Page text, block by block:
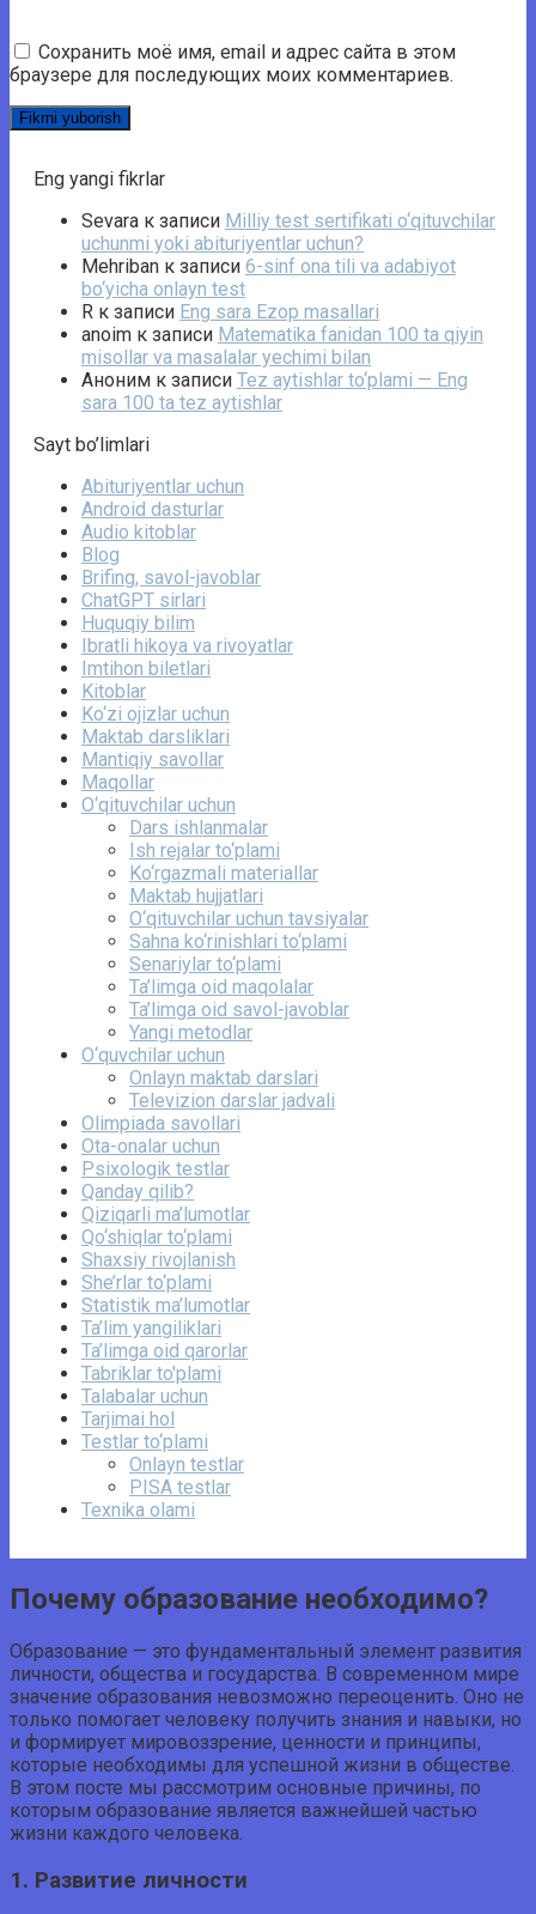
Сохранить моё имя, email и адрес сайта в этом
браузере для последующих моих комментариев.
Eng yangi fikrlar
Sevara к записи Milliy test sertifikati o‘qituvchilar
uchunmi yoki abituriyentlar uchun?
Mehriban к записи 6-sinf ona tili va adabiyot
bo‘yicha onlayn test
R к записи Eng sara Ezop masallari
anoim к записи Matematika fanidan 100 ta qiyin
misollar va masalalar yechimi bilan
Аноним к записи Tez aytishlar to‘plami — Eng
sara 100 ta tez aytishlar
Sayt bo’limlari
Abituriyentlar uchun
Android dasturlar
Audio kitoblar
Blog
Brifing, savol-javoblar
ChatGPT sirlari
Huquqiy bilim
Ibratli hikoya va rivoyatlar
Imtihon biletlari
Kitoblar
Ko‘zi ojizlar uchun
Maktab darsliklari
Mantiqiy savollar
Maqollar
O‘qituvchilar uchun
Dars ishlanmalar
Ish rejalar to‘plami
Ko‘rgazmali materiallar
Maktab hujjatlari
O‘qituvchilar uchun tavsiyalar
Sahna ko‘rinishlari to‘plami
Senariylar to‘plami
Ta’limga oid maqolalar
Ta’limga oid savol-javoblar
Yangi metodlar
O‘quvchilar uchun
Onlayn maktab darslari
Televizion darslar jadvali
Olimpiada savollari
Ota-onalar uchun
Psixologik testlar
Qanday qilib?
Qiziqarli ma’lumotlar
Qo‘shiqlar to‘plami
Shaxsiy rivojlanish
She’rlar to‘plami
Statistik ma’lumotlar
Ta’lim yangiliklari
Ta’limga oid qarorlar
Tabriklar to'plami
Talabalar uchun
Tarjimai hol
Testlar to‘plami
Onlayn testlar
PISA testlar
Texnika olami
Почему образование необходимо?
Образование — это фундаментальный элемент развития
личности, общества и государства. В современном мире
значение образования невозможно переоценить. Оно не
только помогает человеку получить знания и навыки, но
и формирует мировоззрение, ценности и принципы,
которые необходимы для успешной жизни в обществе.
В этом посте мы рассмотрим основные причины, по
которым образование является важнейшей частью
жизни каждого человека.
1. Развитие личности